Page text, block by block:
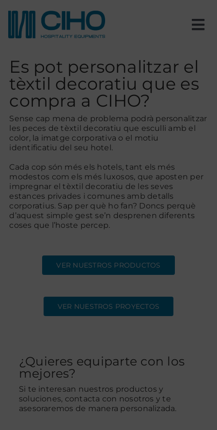
content
Nosaltres
Productes
Estances
Projectes
Blog
Es pot personalitzar el
tèxtil decoratiu que es
compra a CIHO?
Sense cap mena de problema podrà personalitzar
les peces de tèxtil decoratiu que esculli amb el
color, la imatge corporativa o el motiu
identificatiu del seu hotel.
Cada cop són més els hotels, tant els més
modestos com els més luxosos, que aposten per
impregnar el tèxtil decoratiu de les seves
estances privades i comunes amb detalls
corporatius. Sap per què ho fan? Doncs perquè
d’aquest simple gest se’n desprenen diferents
coses que l’hoste percep.
VER NUESTROS PRODUCTOS
VER NUESTROS PROYECTOS
¿Quieres equiparte con los
mejores?
Si te interesan nuestros productos y
soluciones, contacta con nosotros y te
asesoraremos de manera personalizada.